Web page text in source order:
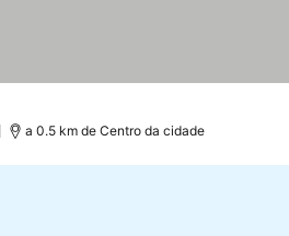
a 0.5 km de Centro da cidade